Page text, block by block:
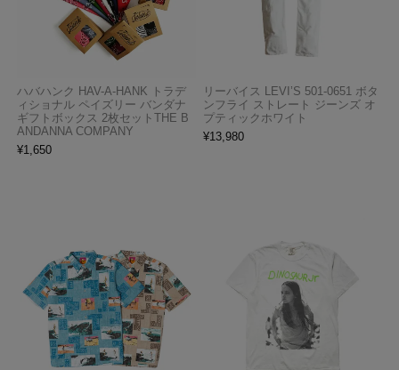
ハバハンク HAV-A-HANK トラデ
ィショナル ペイズリー バンダナ
ギフトボックス 2枚セットTHE B
ANDANNA COMPANY
¥1,650
リーバイス LEVI’S 501-0651 ボタ
ンフライ ストレート ジーンズ オ
プティックホワイト
¥13,980